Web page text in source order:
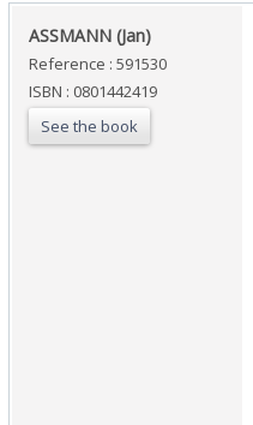
‎ASSMANN (Jan)‎
Reference : 591530
ISBN : 0801442419
See the book